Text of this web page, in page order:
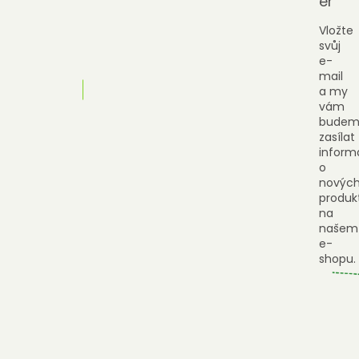
Vložte
svůj
e-
mail
a my
vám
zasílat
o
nových
na
našem
e-
shopu.